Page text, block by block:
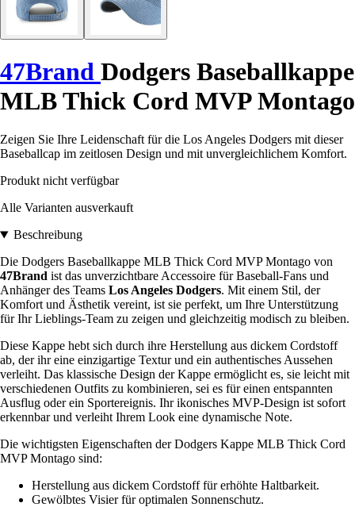
47Brand Dodgers Baseballkappe
MLB Thick Cord MVP Montago
Zeigen Sie Ihre Leidenschaft für die Los Angeles Dodgers mit dieser
Baseballcap im zeitlosen Design und mit unvergleichlichem Komfort.
Produkt nicht verfügbar
Alle Varianten ausverkauft
Beschreibung
Die Dodgers Baseballkappe MLB Thick Cord MVP Montago von
47Brand ist das unverzichtbare Accessoire für Baseball-Fans und
Anhänger des Teams Los Angeles Dodgers. Mit einem Stil, der
Komfort und Ästhetik vereint, ist sie perfekt, um Ihre Unterstützung
für Ihr Lieblings-Team zu zeigen und gleichzeitig modisch zu bleiben.
Diese Kappe hebt sich durch ihre Herstellung aus dickem Cordstoff
ab, der ihr eine einzigartige Textur und ein authentisches Aussehen
verleiht. Das klassische Design der Kappe ermöglicht es, sie leicht mit
verschiedenen Outfits zu kombinieren, sei es für einen entspannten
Ausflug oder ein Sportereignis. Ihr ikonisches MVP-Design ist sofort
erkennbar und verleiht Ihrem Look eine dynamische Note.
Die wichtigsten Eigenschaften der Dodgers Kappe MLB Thick Cord
MVP Montago sind:
Herstellung aus dickem Cordstoff für erhöhte Haltbarkeit.
Gewölbtes Visier für optimalen Sonnenschutz.